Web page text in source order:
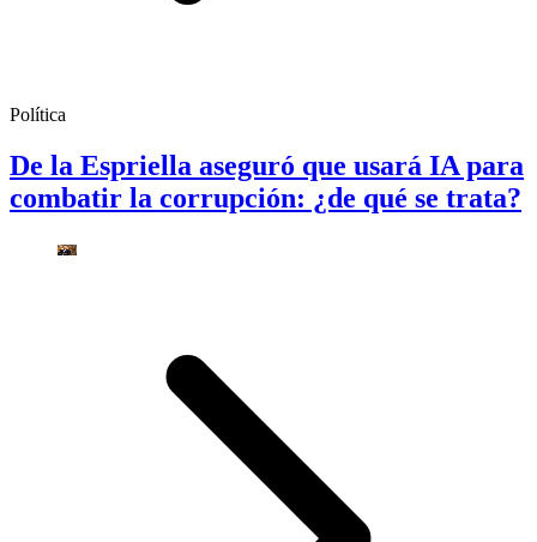
Política
De la Espriella aseguró que usará IA para
combatir la corrupción: ¿de qué se trata?